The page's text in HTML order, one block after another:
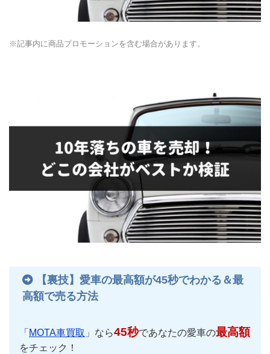
※記事内に商品プロモーションを含む場合があります。
【裏技】愛車の最高額が45秒でわかる＆最
高額で売る方法
「 MOTA車買取 」なら45秒であなたの愛車の最高額
をチェック！